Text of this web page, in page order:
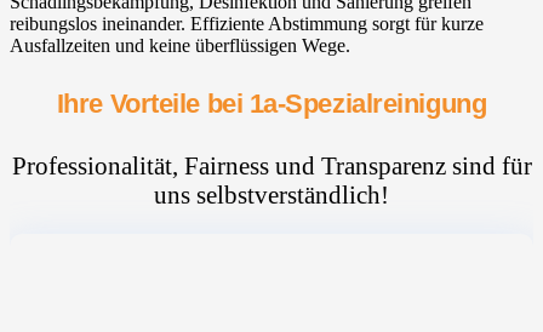
reibungslos ineinander. Effiziente Abstimmung sorgt für kurze
Ausfallzeiten und keine überflüssigen Wege.
Ihre Vorteile bei 1a-Spezialreinigung
Professionalität, Fairness und Transparenz sind für
uns selbstverständlich!